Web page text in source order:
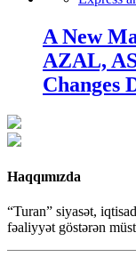
A New
AZAL,
Changes
Haqqımızda
“Turan” siyasət,
fəaliyyət göstərən